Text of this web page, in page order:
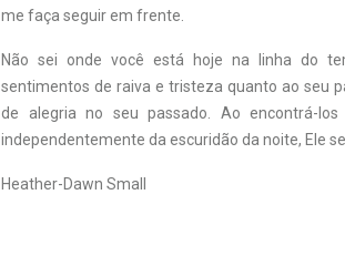
me faça seguir em frente.
Não sei onde você está hoje na linha do
sentimentos de raiva e tristeza quanto ao seu
de alegria no seu passado. Ao encontrá-
independentemente da escuridão da noite, Ele
Heather-Dawn Small